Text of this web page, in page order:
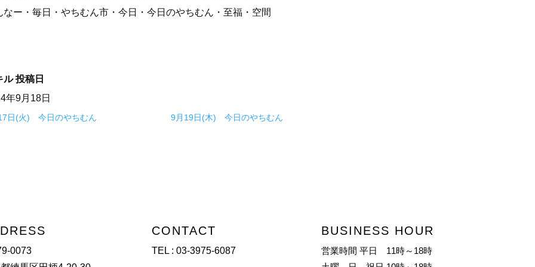
なー・毎日・やちむん市・今日・今日のやちむん・至福・空間
ル 投稿日
年9月18日
日(火) 今日のやちむん 9月19日(木) 今日のやちむん
0073
CONTACT
TEL : 03-3975-6087
BUSINESS HOUR
営業時間 平日 11時～18時